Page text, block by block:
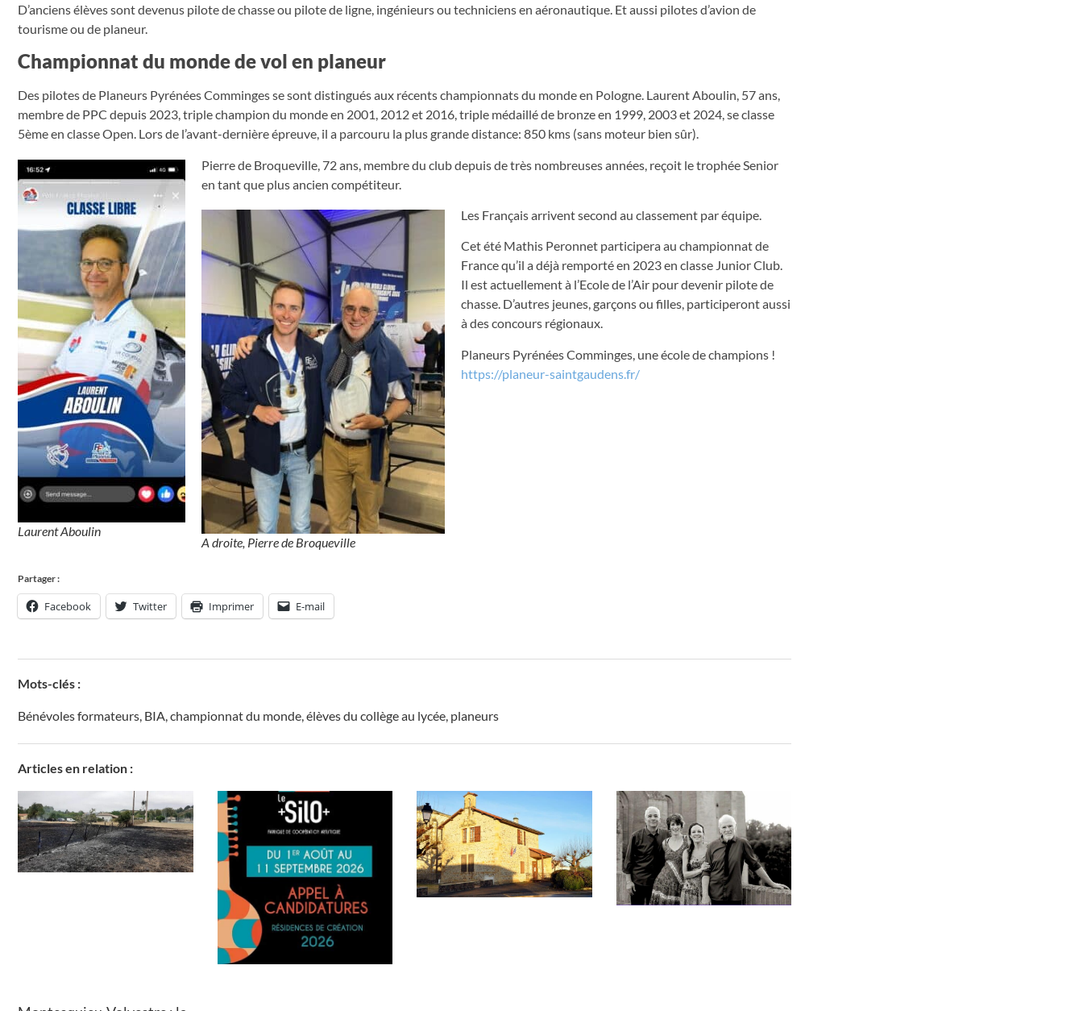
D’anciens élèves sont devenus pilote de chasse ou pilote de ligne, ingénieurs ou techniciens en aéronautique. Et aussi pilotes d’avion de
tourisme ou de planeur.
Championnat du monde de vol en planeur
Des pilotes de Planeurs Pyrénées Comminges se sont distingués aux récents championnats du monde en Pologne. Laurent Aboulin, 57 ans,
membre de PPC depuis 2023, triple champion du monde en 2001, 2012 et 2016, triple médaillé de bronze en 1999, 2003 et 2024, se classe
5ème en classe Open. Lors de l’avant-dernière épreuve, il a parcouru la plus grande distance: 850 kms (sans moteur bien sûr).
Laurent Aboulin
Pierre de Broqueville, 72 ans, membre du club depuis de très nombreuses années, reçoit le trophée Senior
en tant que plus ancien compétiteur.
A droite, Pierre de Broqueville
Les Français arrivent second au classement par équipe.
Cet été Mathis Peronnet participera au championnat de
France qu’il a déjà remporté en 2023 en classe Junior Club.
Il est actuellement à l’Ecole de l’Air pour devenir pilote de
chasse. D’autres jeunes, garçons ou filles, participeront aussi
à des concours régionaux.
Planeurs Pyrénées Comminges, une école de champions !
https://planeur-saintgaudens.fr/
Partager :
Facebook Twitter Imprimer E-mail
Mots-clés :
Bénévoles formateurs, BIA,championnat du monde,élèves du collège au lycée, planeurs
Articles en relation :